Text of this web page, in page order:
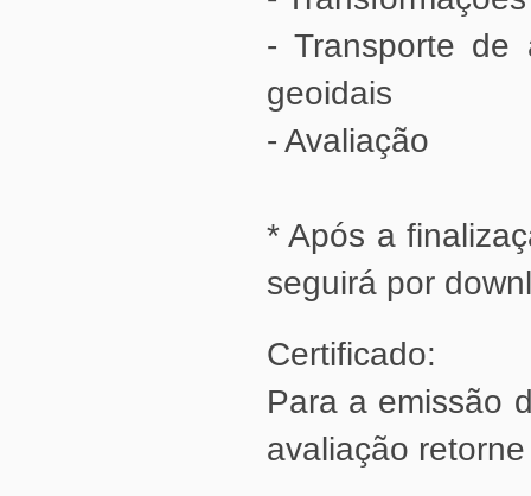
geoidais
- Avaliação
seguirá por
Certificado:
avaliação